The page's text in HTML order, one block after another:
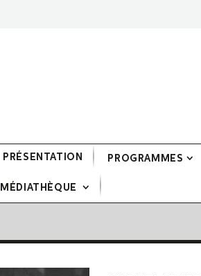
PRÉSENTATION PROGRAMMES
MÉDIATHÈQUE